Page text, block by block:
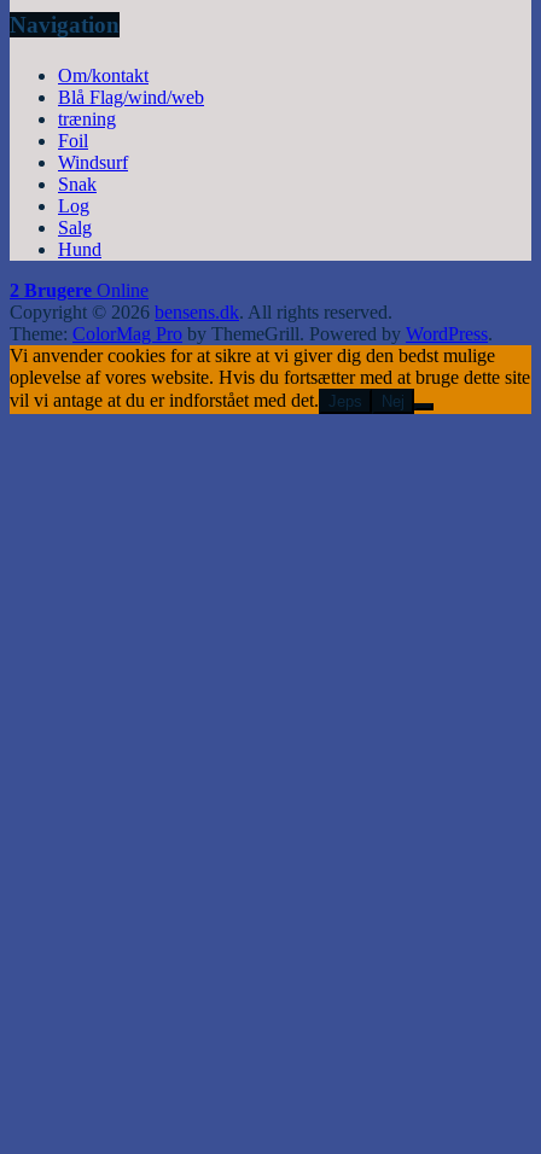
Navigation
Om/kontakt
Blå Flag/wind/web
træning
Foil
Windsurf
Snak
Log
Salg
Hund
2 Brugere Online
Copyright © 2026 bensens.dk. All rights reserved.
Theme: ColorMag Pro by ThemeGrill. Powered by WordPress.
Vi anvender cookies for at sikre at vi giver dig den bedst mulige
oplevelse af vores website. Hvis du fortsætter med at bruge dette site
vil vi antage at du er indforstået med det. Jeps Nej